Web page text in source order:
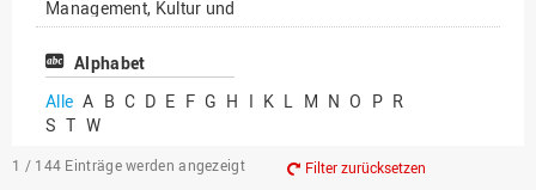
Management, Kultur und
Technik
Wirtschafts- und
Sozialwissenschaften
Alphabet
Alle A B C D E F G H I K L M N O P R
S T W
1 / 144 Einträge werden angezeigt Filter zurücksetzen